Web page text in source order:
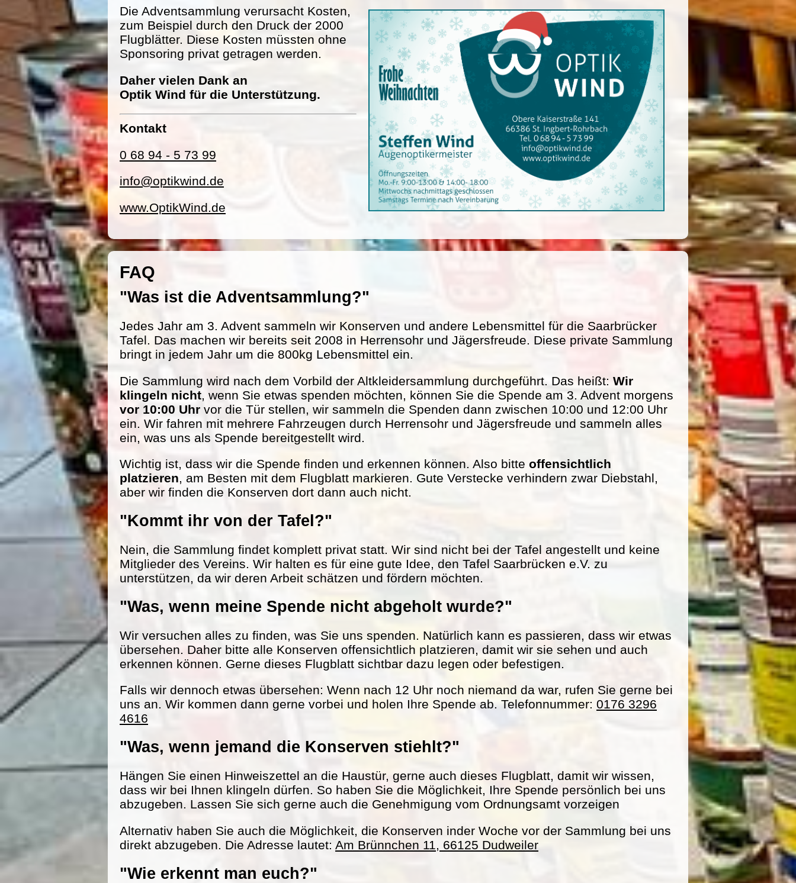
Die Adventsammlung verursacht Kosten,
zum Beispiel durch den Druck der 2000
Flugblätter. Diese Kosten müssten ohne
Sponsoring privat getragen werden.
Daher vielen Dank an
Optik Wind für die Unterstützung.
Kontakt
0 68 94 - 5 73 99
info@optikwind.de
www.OptikWind.de
FAQ
"Was ist die Adventsammlung?"
Jedes Jahr am 3. Advent sammeln wir Konserven und andere Lebensmittel für die Saarbrücker
Tafel. Das machen wir bereits seit 2008 in Herrensohr und Jägersfreude. Diese private Sammlung
bringt in jedem Jahr um die 800kg Lebensmittel ein.
Die Sammlung wird nach dem Vorbild der Altkleidersammlung durchgeführt. Das heißt: Wir
klingeln nicht , wenn Sie etwas spenden möchten, können Sie die Spende am 3. Advent morgens
vor 10:00 Uhr vor die Tür stellen, wir sammeln die Spenden dann zwischen 10:00 und 12:00 Uhr
ein. Wir fahren mit mehrere Fahrzeugen durch Herrensohr und Jägersfreude und sammeln alles
ein, was uns als Spende bereitgestellt wird.
Wichtig ist, dass wir die Spende finden und erkennen können. Also bitte offensichtlich
platzieren, am Besten mit dem Flugblatt markieren. Gute Verstecke verhindern zwar Diebstahl,
aber wir finden die Konserven dort dann auch nicht.
"Kommt ihr von der Tafel?"
Nein, die Sammlung findet komplett privat statt. Wir sind nicht bei der Tafel angestellt und keine
Mitglieder des Vereins. Wir halten es für eine gute Idee, den Tafel Saarbrücken e.V. zu
unterstützen, da wir deren Arbeit schätzen und fördern möchten.
"Was, wenn meine Spende nicht abgeholt wurde?"
Wir versuchen alles zu finden, was Sie uns spenden. Natürlich kann es passieren, dass wir etwas
übersehen. Daher bitte alle Konserven offensichtlich platzieren, damit wir sie sehen und auch
erkennen können. Gerne dieses Flugblatt sichtbar dazu legen oder befestigen.
Falls wir dennoch etwas übersehen: Wenn nach 12 Uhr noch niemand da war, rufen Sie gerne bei
uns an. Wir kommen dann gerne vorbei und holen Ihre Spende ab. Telefonnummer: 0176 3296
4616
"Was, wenn jemand die Konserven stiehlt?"
Hängen Sie einen Hinweiszettel an die Haustür, gerne auch dieses Flugblatt, damit wir wissen,
dass wir bei Ihnen klingeln dürfen. So haben Sie die Möglichkeit, Ihre Spende persönlich bei uns
abzugeben. Lassen Sie sich gerne auch die Genehmigung vom Ordnungsamt vorzeigen
Alternativ haben Sie auch die Möglichkeit, die Konserven inder Woche vor der Sammlung bei uns
direkt abzugeben. Die Adresse lautet: Am Brünnchen 11, 66125 Dudweiler
"Wie erkennt man euch?"